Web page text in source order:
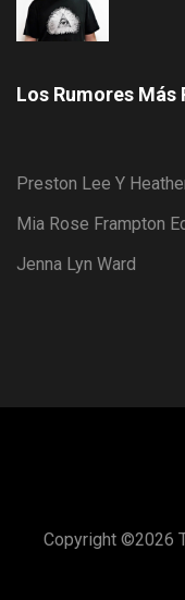
Los Rumores Más
Preston Lee Y
Mia Rose Frampton
Jenna Lyn Ward
Copyright ©2026